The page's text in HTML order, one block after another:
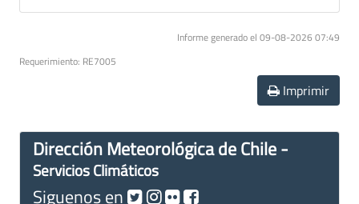
Informe generado el 09-08-2026 07:49
Requerimiento: RE7005
Imprimir
Dirección Meteorológica de Chile -
Servicios Climáticos
Siguenos en